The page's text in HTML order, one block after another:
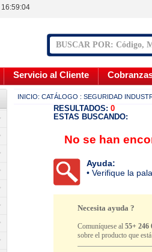
16:59:04
Servicio al Cliente
INICIO: CATÁLOGO : SEGURIDAD
RESULTADOS: 0
ESTAS BUSCANDO:
No se han
Ayuda:
• Verifique la
Necesita ayuda ?
Comuníquese al55+ 246
sobre el producto que